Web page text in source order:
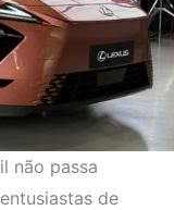
não passa
de